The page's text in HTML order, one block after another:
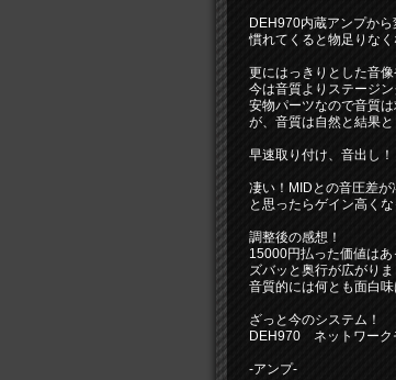
DEH970内蔵アンプか
慣れてくると物足りな
更にはっきりとした音
今は音質よりステージン
安物パーツなので音質は
が、音質は自然と結果と
早速取り付け、音出し！
凄い！MIDとの音圧差が
と思ったらゲイン高くな
調整後の感想！
15000円払った価値はあ
ズバッと奥行が広がりま
音質的には何とも面白
ざっと今のシステム！
DEH970 ネットワーク
‐アンプ‐